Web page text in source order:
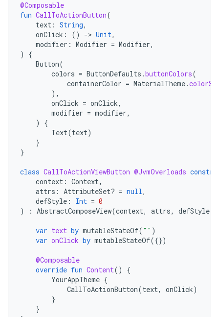
@Composable
fun CallToActionButton(
text : String,
onClick : () -> Unit,
modifier : Modifier = Modifier,
)
{
Button(
colors = ButtonDefaults .buttonColors(
containerColor = MaterialTheme.
),
onClick = onClick,
modifier = modifier,
)
{
Text(text)
}
}
class CallToActionViewButton @JvmOverloads
context : Context,
attrs : AttributeSet? = null,
defStyle : Int = 0
)
: AbstractComposeView(context, attrs, defStyle
var text by mutableStateOf( "" )
var onClick by mutableStateOf({})
@Composable
override fun Content()
{
YourAppTheme {
CallToActionButton(text, onClick)
}
}